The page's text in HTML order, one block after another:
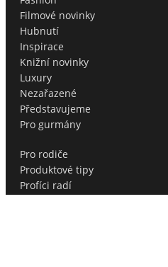
Filmové novinky
Hubnutí
Inspirace
Knižní novinky
Luxury
Nezařazené
Představujeme
Pro gurmány
Pro rodiče
Produktové tipy
Profíci radí